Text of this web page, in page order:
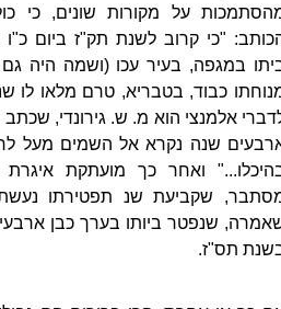
על מקורות שונים, כי
"כי קרוב לשנת תק"ז ביום
במגפה, בעיר עכו (ושמה היה
כבוד, בטבריא, טרם מלאו לו
אלמנצי הוא מ. ש. גירונדי,
שנה נקרא אל השמים מעל
ואחר כך מועתקת איגרת
שקביעת שנ תפטירתו
שנפטר ביותו בערך כבן
תס"ז.